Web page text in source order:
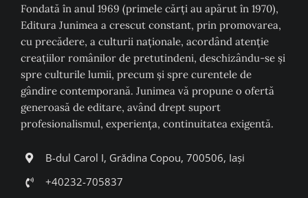
Fondată în anul 1969 (primele cărți au apărut în 1970),
Editura Junimea a crescut constant, prin promovarea,
cu precădere, a culturii naţionale, acordând atenţie
creaţiilor românilor de pretutindeni, deschizându-se şi
spre culturile lumii, precum şi spre curentele de
gândire contemporană. Junimea vă propune o ofertă
generoasă de editare, având drept suport
profesionalismul, experiența, continuitatea exigentă.
B-dul Carol I, Grădina Copou, 700506, Iași
+40232-705837